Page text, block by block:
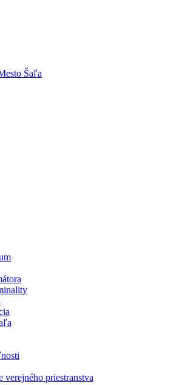
verejného priestranstva